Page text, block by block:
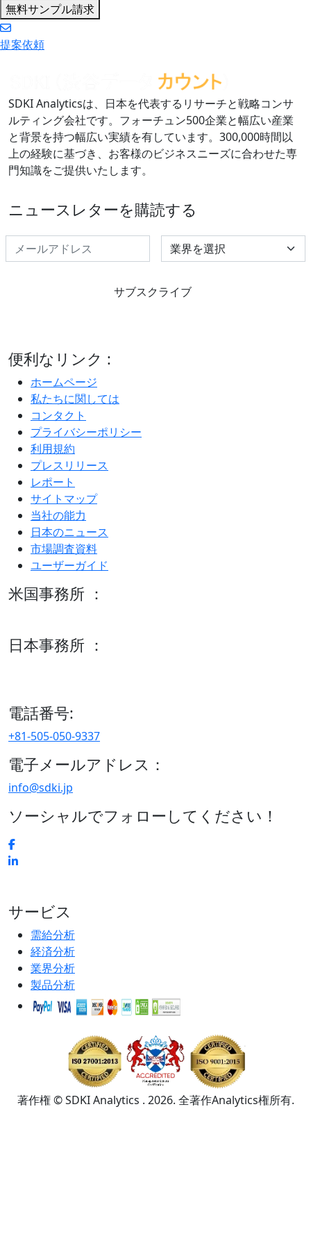
無料サンプル請求
提案依頼
SDKI Analyticsは、日本を代表するリサーチと戦略コンサ
ルティング会社です。フォーチュン500企業と幅広い産業
と背景を持つ幅広い実績を有しています。300,000時間以
上の経験に基づき、お客様のビジネスニーズに合わせた専
門知識をご提供いたします。
ニュースレターを購読する
Select Industry
サブスクライブ
便利なリンク :
ホームページ
私たちに関しては
コンタクト
プライバシーポリシー
利用規約
プレスリリース
レポート
サイトマップ
当社の能力
日本のニュース
市場調査資料
ユーザーガイド
米国事務所 ：
日本事務所 ：
電話番号:
+81-505-050-9337
電子メールアドレス：
info@sdki.jp
ソーシャルでフォローしてください！
サービス
需給分析
経済分析
業界分析
製品分析
著作権 © SDKI Analytics . 2026. 全著作Analytics権所有.